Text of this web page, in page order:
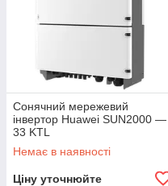
Сонячний мережевий
інвертор Huawei SUN2000 —
33 KTL
Немає в наявності
Ціну уточнюйте